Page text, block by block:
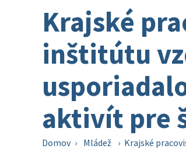
Krajské
inštitútu
aktivít pre
Domov › Mládež › Krajské